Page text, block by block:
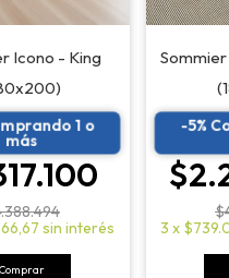
Icono - King
1 o
más
sin interés
Comprar
-5%
3 x